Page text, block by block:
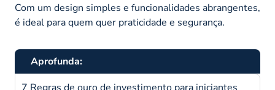
Com um design simples e funcionalidades abrangentes,
é ideal para quem quer praticidade e segurança.
Aprofunda: